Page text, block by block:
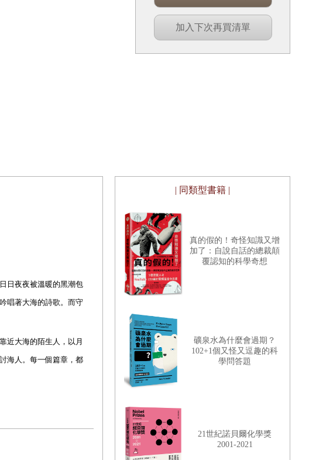
加入下次再買清單
日夜夜被溫暖的黑潮包
唱著大海的詩歌。而守
近大海的陌生人，以月
海人。每一個篇章，都
| 同類型書籍 |
真的假的！奇怪知識又增
加了：自說自話的總裁顛
覆認知的科學奇想
礦泉水為什麼會過期？
102+1個又怪又逗趣的科
學問答題
21世紀諾貝爾化學獎
2001-2021